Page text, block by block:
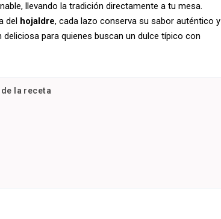
llevando la tradición directamente a tu mesa.
del hojaldre, cada lazo conserva su sabor auténtico y
para quienes buscan un dulce típico con
de la receta